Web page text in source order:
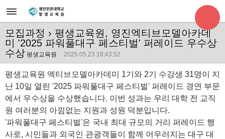
모집과정 › 평생교육원, 영진엑티브모델아카데
미 '2025 파워풀대구 페스티벌' 퍼레이드 우수상
수상 평생교육원 2025.05.23 18:43:52
평생교육원 엑티브모델아카데미 1기와 2기 수강생 31명이 지
난 10일 열린 '2025 파워풀대구 페스티벌' 퍼레이드 경연 부문
에서 우수상을 수상했습니다. 이번 성과는 우리 대학 전 교직
원 여러분의 아낌없는 지원과 성원 덕분입니다.
'파워풀대구 페스티벌'은 국내 최대 규모의 거리 퍼레이드 행
사로, 시민들과 외국인 관광객들이 함께 어우러지는 대구 대